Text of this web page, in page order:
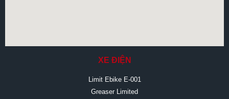
XE ĐIỆN
Limit Ebike E-001
Greaser Limited